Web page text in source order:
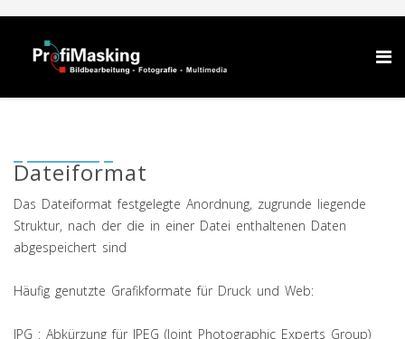
Dateiformat
Das Dateiformat festgelegte Anordnung, zugrunde liegende
Struktur, nach der die in einer Datei enthaltenen Daten
abgespeichert sind
Häufig genutzte Grafikformate für Druck und Web:
JPG : Abkürzung für JPEG (Joint Photographic Experts Group)